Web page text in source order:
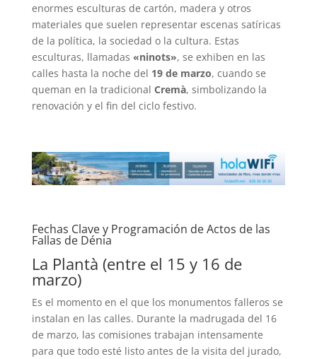
enormes esculturas de cartón, madera y otros
materiales que suelen representar escenas satíricas
de la política, la sociedad o la cultura. Estas
esculturas, llamadas «ninots», se exhiben en las
calles hasta la noche del 19 de marzo, cuando se
queman en la tradicional Cremà, simbolizando la
renovación y el fin del ciclo festivo.
Fechas Clave y Programación de Actos de las
Fallas de Dénia
La Plantà (entre el 15 y 16 de
marzo)
Es el momento en el que los monumentos falleros se
instalan en las calles. Durante la madrugada del 16
de marzo, las comisiones trabajan intensamente
para que todo esté listo antes de la visita del jurado,